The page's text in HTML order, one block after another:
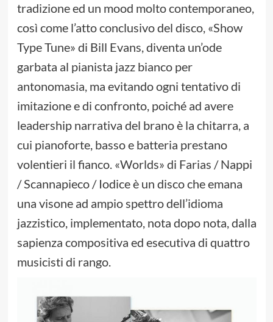
tradizione ed un mood molto contemporaneo,
così come l’atto conclusivo del disco, «Show
Type Tune» di Bill Evans, diventa un’ode
garbata al pianista jazz bianco per
antonomasia, ma evitando ogni tentativo di
imitazione e di confronto, poiché ad avere
leadership narrativa del brano è la chitarra, a
cui pianoforte, basso e batteria prestano
volentieri il fianco. «Worlds» di Farias / Nappi
/ Scannapieco / Iodice è un disco che emana
una visone ad ampio spettro dell’idioma
jazzistico, implementato, nota dopo nota, dalla
sapienza compositiva ed esecutiva di quattro
musicisti di rango.